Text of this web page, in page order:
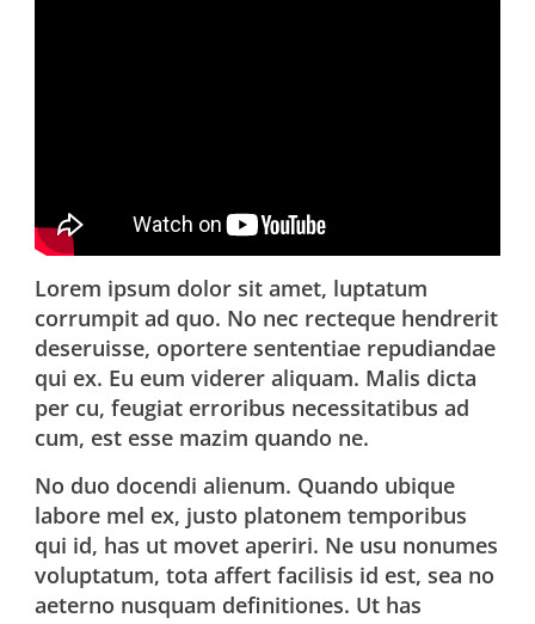
Lorem ipsum dolor sit amet, luptatum
corrumpit ad quo. No nec recteque hendrerit
deseruisse, oportere sententiae repudiandae
qui ex. Eu eum viderer aliquam. Malis dicta
per cu, feugiat erroribus necessitatibus ad
cum, est esse mazim quando ne.
No duo docendi alienum. Quando ubique
labore mel ex, justo platonem temporibus
qui id, has ut movet aperiri. Ne usu nonumes
voluptatum, tota affert facilisis id est, sea no
aeterno nusquam definitiones. Ut has